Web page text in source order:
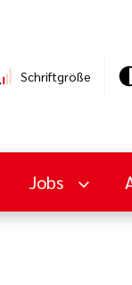
Schriftgröße
Jobs